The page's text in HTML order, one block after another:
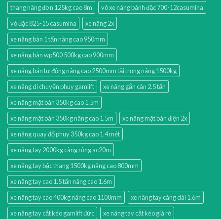
thang nâng đơn 125kg cao 8m
vỏ xe nâng bánh đặc 700-12casumina
vỏ đặc 825-15 casumina
xe nâng 2x
xe nâng bàn 1 tấn nâng cao 950mm
xe nâng bàn wp500 500kg cao 900mm
xe nâng bán tự động nâng cao 2500mm tải trọng nâng 1500kg
xe nâng di chuyển phuy gamlift
xe nâng gắn cân 2.5 tấn
xe nâng mặt bàn 350kg cao 1.5m
xe nâng mặt bàn 350kg nâng cao 1.5m
xe nâng mặt bàn điện 2x
xe nâng quay đổ phuy 350kg cao 1.4 mét
xe nâng tay 2000kg càng rộng ac20m
xe nâng tay bậc thang 1500kg nâng cao 800mm
xe nâng tay cao 1.5 tấn nâng cao 1.6m
xe nâng tay cao 400kg nâng cao 1100mm
xe nâng tay càng dài 1.6m
xe nâng tay cắt kéo gamlift đức
xe nâng tay cắt kéo giá rẻ